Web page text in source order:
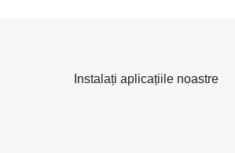
Instalați aplicațiile noastre